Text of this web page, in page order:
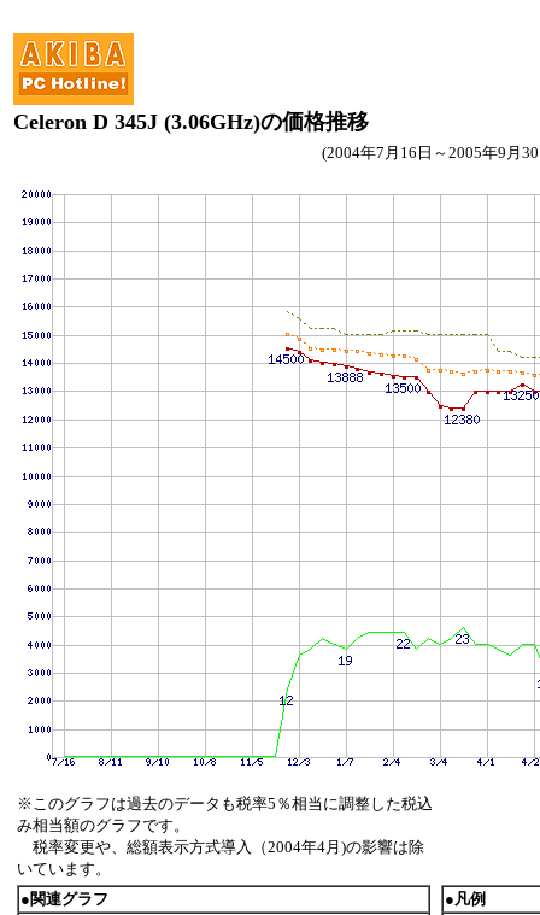
Celeron D 345J (3.06GHz)の価格推移
(2004年7月16日～2005年9月
※このグラフは過去のデータも税率5％相当に調整した税込
み相当額のグラフです。
税率変更や、総額表示方式導入（2004年4月)の影響は除
いています。
●関連グラフ
●凡例